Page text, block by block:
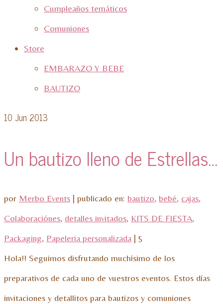
Cumpleaños temáticos
Comuniones
Store
EMBARAZO Y BEBE
BAUTIZO
10 Jun 2013
Un bautizo lleno de Estrellas…
por Merbo Events | publicado en: bautizo, bebé, cajas,
Colaboraciónes, detalles invitados, KITS DE FIESTA,
Packaging, Papeleria personalizada | 5
Hola!! Seguimos disfrutando muchísimo de los
preparativos de cada uno de vuestros eventos. Estos días
invitaciones y detallitos para bautizos y comuniones